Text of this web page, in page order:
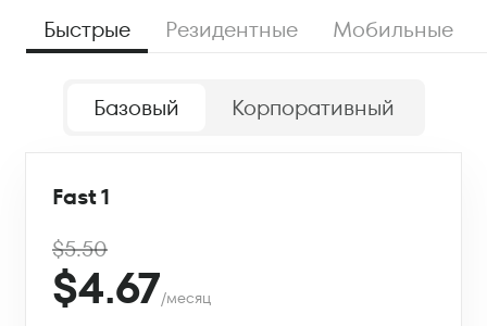
Быстрые Резидентные Мобильные
Базовый Корпоративный
Fast 1
$5.50
$4.67/месяц